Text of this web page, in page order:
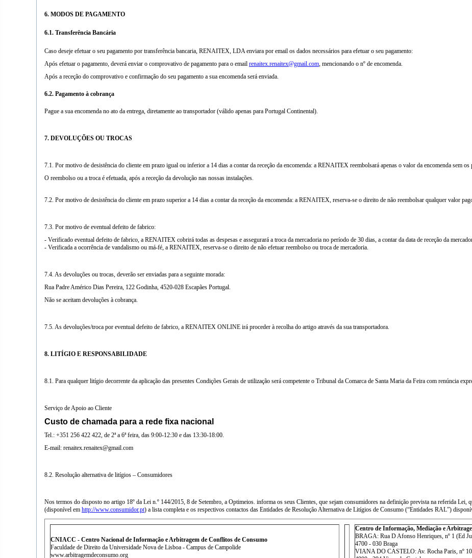
6. MODOS DE PAGAMENTO
6.1. Transferência Bancária
Caso deseje efetuar o seu pagamento por transferência bancaria, RENAITEX, LDA enviara por email os dados necessários para efetuar o seu pagamento:
Após efetuar o pagamento, deverá enviar o comprovativo de pagamento para o email renaitex.renaitex@gmail.com, mencionando o nº de encomenda.
Após a receção do comprovativo e confirmação do seu pagamento a sua encomenda será enviada.
6.2. Pagamento à cobrança
Pague a sua encomenda no ato da entrega, diretamente ao transportador (válido apenas para Portugal Continental).
7. DEVOLUÇÕES OU TROCAS
7.1. Por motivo de desistência do cliente em prazo igual ou inferior a 14 dias a contar da receção da encomenda: a RENAITEX reembolsará apenas o valor da encomenda sem os
O reembolso ou a troca é efetuada, após a receção da devolução nas nossas instalações.
7.2. Por motivo de desistência do cliente em prazo superior a 14 dias a contar da receção da encomenda: a RENAITEX, reserva-se o direito de não reembolsar qualquer valor
7.3. Por motivo de eventual defeito de fabrico:
- Verificado eventual defeito de fabrico, a RENAITEX cobrirá todas as despesas e assegurará a troca da mercadoria no período de 30 dias, a contar da data de receção da
- Verificada a ocorrência de vandalismo ou má-fé, a RENAITEX, reserva-se o direito de não efetuar reembolso ou troca de mercadoria.
7.4. As devoluções ou trocas, deverão ser enviadas para a seguinte morada:
Rua Padre Américo Dias Pereira, 122 Godinha, 4520-028 Escapães Portugal.
Não se aceitam devoluções à cobrança.
7.5. As devoluções/troca por eventual defeito de fabrico, a RENAITEX ONLINE irá proceder à recolha do artigo através da sua transportadora.
8. LITÍGIO E RESPONSABILIDADE
8.1. Para qualquer litígio decorrente da aplicação das presentes Condições Gerais de utilização será competente o Tribunal da Comarca de Santa Maria da Feira com renúncia
Serviço de Apoio ao Cliente
Custo de chamada para a rede fixa nacional
Tel.: +351 256 422 422, de 2ª a 6ª feira, das 9:00-12:30 e das 13:30-18:00.
E-mail: renaitex.renaitex@gmail.com
8.2. Resolução alternativa de litígios – Consumidores
Nos termos do disposto no artigo 18º da Lei n.º 144/2015, 8 de Setembro, a Optimeios. informa os seus Clientes, que sejam consumidores na definição prevista na referida
(disponível em http://www.consumidor.pt) a lista completa e os respectivos contactos das Entidades de Resolução Alternativa de Litígios de Consumo (“Entidades RAL”)
CNIACC - Centro Nacional de Informação e Arbitragem de Conflitos de Consumo
Faculdade de Direito da Universidade Nova de Lisboa - Campus de Campolide
www.arbitragemdeconsumo.org
Centro de Informação, Mediação e
BRAGA: Rua D Afonso Henriques, nº 1 (Ed
4700 - 030 Braga
VIANA DO CASTELO: Av. Rocha Paris, nº